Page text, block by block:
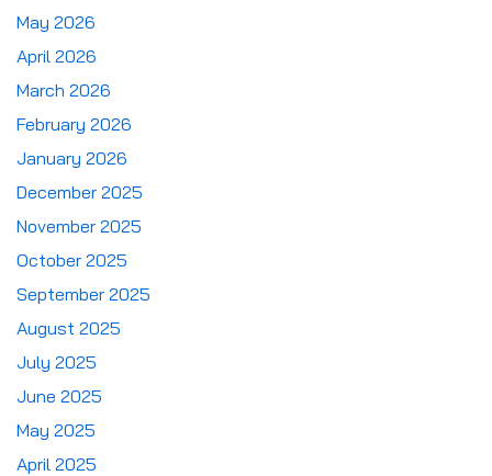
May 2026
April 2026
March 2026
February 2026
January 2026
December 2025
November 2025
October 2025
September 2025
August 2025
July 2025
June 2025
May 2025
April 2025